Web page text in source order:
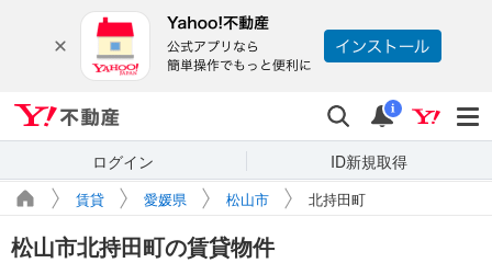
検索 通知
i
ログイン ID新規取得
賃貸 愛媛県 松山市 北持田町
松山市北持田町の賃貸物件